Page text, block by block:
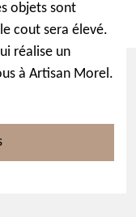
objets sont
cout sera élevé.
réalise un
à Artisan Morel.